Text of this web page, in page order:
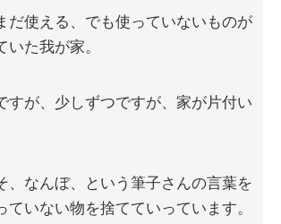
だ使える、でも使っていないものが
いた我が家。
すが、少しずつですが、家が片付い
、なんぼ、という筆子さんの言葉を
ていない物を捨てていっています。